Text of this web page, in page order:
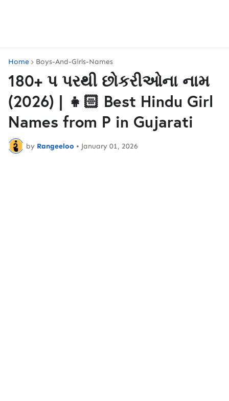
Home Boys-And-Girls-Names
180+ પ પરથી છોકરીઓના નામ
(2026) | 👧🏻 Best Hindu Girl
Names from P in Gujarati
by Rangeeloo • January 01, 2026